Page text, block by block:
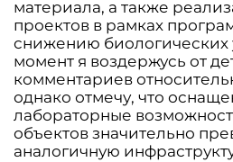
материала, а также
проектов в рамках
снижению биологических
момент я воздержусь от
комментариев
однако отмечу, что
лабораторные
объектов значительно
аналогичную